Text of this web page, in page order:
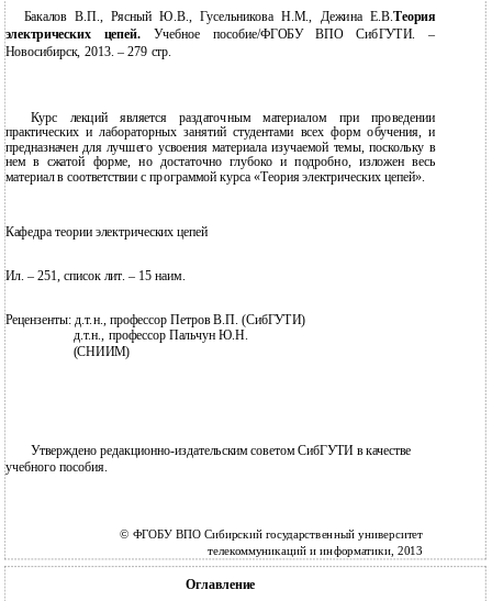
Бакалов В.П., Рясный Ю.В., Гусельникова Н.М., Дежина Е.В.Теория
электрических цепей. Учебное пособие/ФГОБУ ВПО СибГУТИ. –
Новосибирск, 2013. – 279 стр.
Курс лекций является раздаточным материалом при проведении
практических и лабораторных занятий студентами всех форм обучения, и
предназначен для лучшего усвоения материала изучаемой темы, поскольку в
нем в сжатой форме, но достаточно глубоко и подробно, изложен весь
материал в соответствии с программой курса «Теория электрических цепей».
Кафедра теории электрических цепей
Ил. – 251, список лит. – 15 наим.
Рецензенты: д.т.н., профессор Петров В.П. (СибГУТИ)
д.т.н., профессор Пальчун Ю.Н.
(СНИИМ)
Утверждено редакционно-издательским советом СибГУТИ в качестве
учебного пособия.
© ФГОБУ ВПО Сибирский государственный университет
телекоммуникаций и информатики, 2013
Оглавление